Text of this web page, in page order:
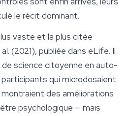
le récit dominant.
vaste et la plus citée
(2021), publiée dans eLife. Il
science citoyenne en auto-
participants qui microdosaient
des améliorations
psychologique — mais